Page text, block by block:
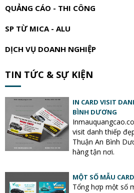
QUẢNG CÁO - THI CÔNG
SP TỪ MICA - ALU
DỊCH VỤ DOANH NGHIỆP
TIN TỨC & SỰ KIỆN
IN CARD VISIT
BÌNH DƯƠNG
visit danh thiếp
Thuận An Bình
hàng tận nơi.
MỘT SỐ MẪU
Tổng hợp một số